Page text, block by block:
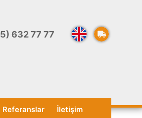
632 77 77
Referanslar İletişim